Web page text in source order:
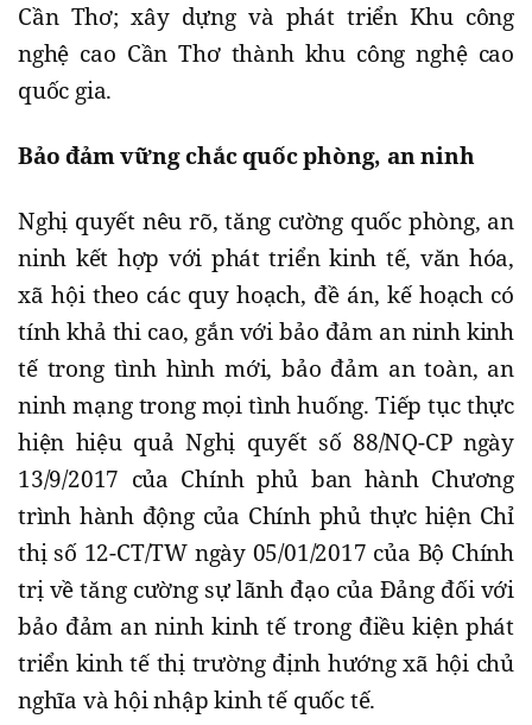
Cần Thơ; xây dựng và phát triển Khu công
nghệ cao Cần Thơ thành khu công nghệ cao
quốc gia.
Bảo đảm vững chắc quốc phòng, an ninh
Nghị quyết nêu rõ, tăng cường quốc phòng, an
ninh kết hợp với phát triển kinh tế, văn hóa,
xã hội theo các quy hoạch, đề án, kế hoạch có
tính khả thi cao, gắn với bảo đảm an ninh kinh
tế trong tình hình mới, bảo đảm an toàn, an
ninh mạng trong mọi tình huống. Tiếp tục thực
hiện hiệu quả Nghị quyết số 88/NQ-CP ngày
13/9/2017 của Chính phủ ban hành Chương
trình hành động của Chính phủ thực hiện Chỉ
thị số 12-CT/TW ngày 05/01/2017 của Bộ Chính
trị về tăng cường sự lãnh đạo của Đảng đối với
bảo đảm an ninh kinh tế trong điều kiện phát
triển kinh tế thị trường định hướng xã hội chủ
nghĩa và hội nhập kinh tế quốc tế.